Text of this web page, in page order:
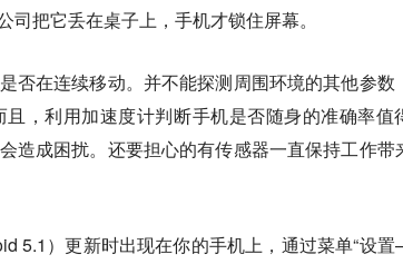
把它丢在桌子上，手机才锁住屏幕。
否在连续移动。并不能探测周围环境的其他参数
，利用加速度计判断手机是否随身的准确率值
造成困扰。还要担心的有传感器一直保持工作带
5.1）更新时出现在你的手机上，通过菜单“设